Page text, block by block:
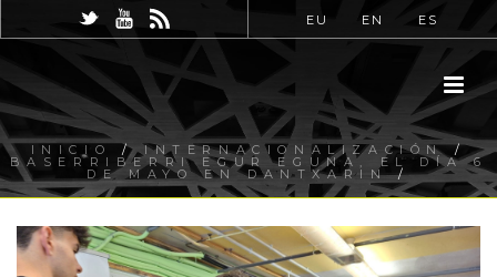
EU EN ES
INICIO /INTERNACIONALIZACIÓN/
BASERRIBERRI EGUR EGUNA, EL DÍA 6
DE MAYO EN DANTXARIN/